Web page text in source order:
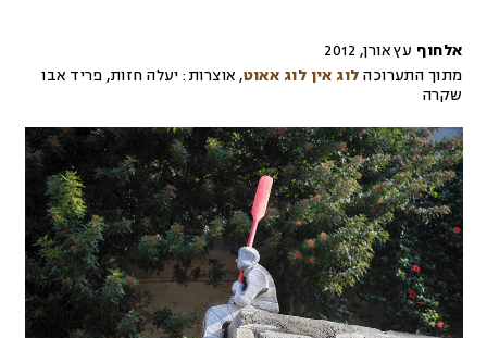
אלחוף עץ אורן,
2012
מתוך התערוכה לוג אין לוג אאוט, אוצרות: יעלה חזות, פריד אבו
שקרה